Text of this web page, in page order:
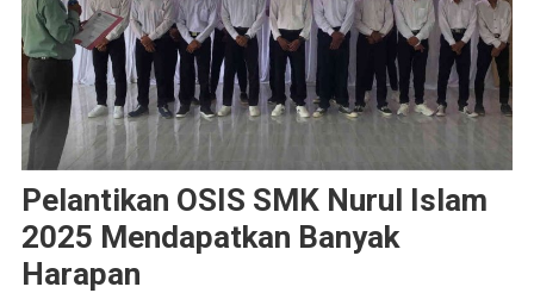
Pelantikan OSIS SMK Nurul Islam
2025 Mendapatkan Banyak
Harapan